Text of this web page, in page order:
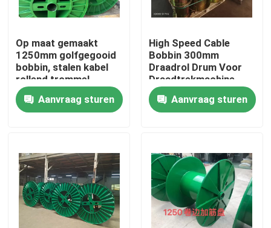
Kwaliteitscontrole
Neem contact met ons op
Cable Extruder Machine
Draadtrekkers
Op maat gemaakt
1250mm golfgegooid
bobbin, stalen kabel
rollend trommel
Aanvraag sturen
High Speed Cable
Bobbin 300mm
Draadrol Drum Voor
Draadtrekmachine
Aanvraag sturen